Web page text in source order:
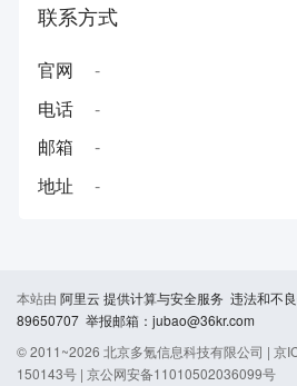
联系方式
官网
-
电话
-
邮箱
-
地址
-
本站由 阿里云 提供计算与安全服务 违法和不
89650707 举报邮箱：jubao@36kr.com
© 2011~2026 北京多氪信息科技有限公司 | 京
150143号 | 京公网安备11010502036099号